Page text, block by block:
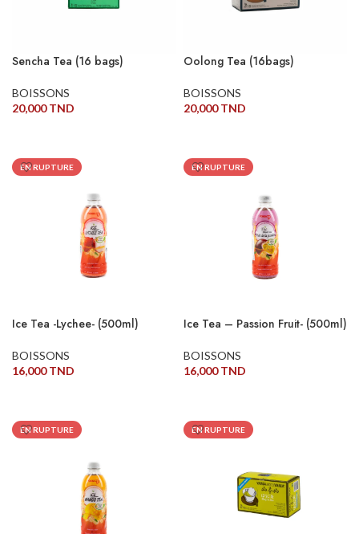
Sencha Tea (16 bags)
BOISSONS
20,000TND
Oolong Tea (16bags)
BOISSONS
20,000TND
EN RUPTURE
Ice Tea -Lychee- (500ml)
BOISSONS
16,000TND
EN RUPTURE
Ice Tea – Passion Fruit- (500ml)
BOISSONS
16,000TND
EN RUPTURE EN RUPTURE